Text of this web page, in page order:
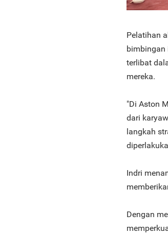
Pelatihan
bimbingan
terlibat
mereka.
"Di Aston
dari
langkah
Indri
Dengan